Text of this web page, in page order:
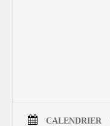
CALENDRIER